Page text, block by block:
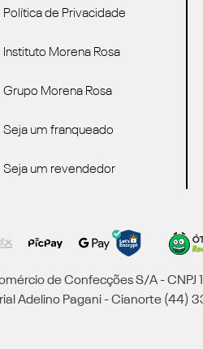
Política de Privacidade
Instituto Morena Rosa
Grupo Morena Rosa
Seja um franqueado
Seja um revendedor
de Confecções S/A -
Adelino Pagani - Cianorte (44)